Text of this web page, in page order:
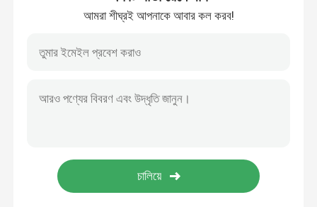
প্রক্সিমিটি সেন্সর সুইচ
শিল্প নিয়ন্ত্রণ রিলে
পুশ বোতাম বৈদ্যুতিক সুইচ
বৈদ্যুতিক নিরাপত্তা ফিউজ
আমরা শীঘ্রই আপনাকে আবার কল করব!